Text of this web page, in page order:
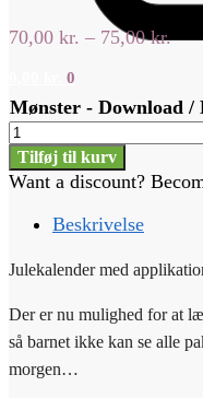
0
70,00 kr. – 75,00kr.
Mønster - Download /
Julekalender
med
julemand
Rudolf
Tilføj til kurv
Want a discount?
Beskrivelse
Julekalender med
Der er nu mulighed for at
så barnet ikke kan se alle
morgen…